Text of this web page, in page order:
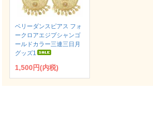
ベリーダンスピアス フォ
ークロアエジプシャンゴ
ールドカラー三連三日月
グッズ1
1,500円(内税)